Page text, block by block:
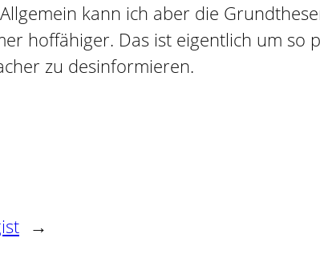
kann ich aber die
hoffähiger. Das ist eigentlich um so
zu desinformieren.
→